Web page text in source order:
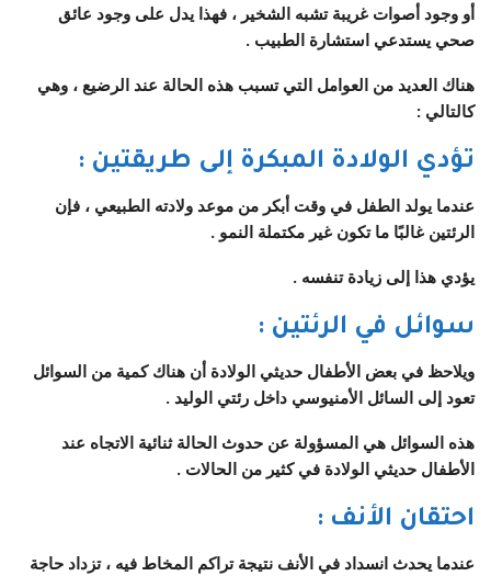
أو وجود أصوات غريبة تشبه الشخير ، فهذا يدل على وجود عائق
صحي يستدعي استشارة الطبيب .
هناك العديد من العوامل التي تسبب هذه الحالة عند الرضيع ، وهي
كالتالي :
تؤدي الولادة المبكرة إلى طريقتين :
عندما يولد الطفل في وقت أبكر من موعد ولادته الطبيعي ، فإن
الرئتين غالبًا ما تكون غير مكتملة النمو .
يؤدي هذا إلى زيادة تنفسه .
سوائل في الرئتين :
ويلاحظ في بعض الأطفال حديثي الولادة أن هناك كمية من السوائل
تعود إلى السائل الأمنيوسي داخل رئتي الوليد .
هذه السوائل هي المسؤولة عن حدوث الحالة ثنائية الاتجاه عند
الأطفال حديثي الولادة في كثير من الحالات .
احتقان الأنف :
عندما يحدث انسداد في الأنف نتيجة تراكم المخاط فيه ، تزداد حاجة